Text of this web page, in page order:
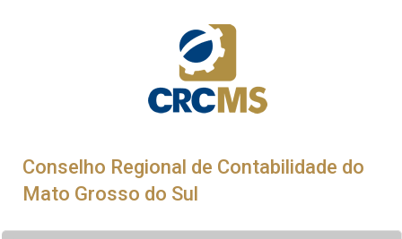
Conselho Regional de Contabilidade do
Mato Grosso do Sul